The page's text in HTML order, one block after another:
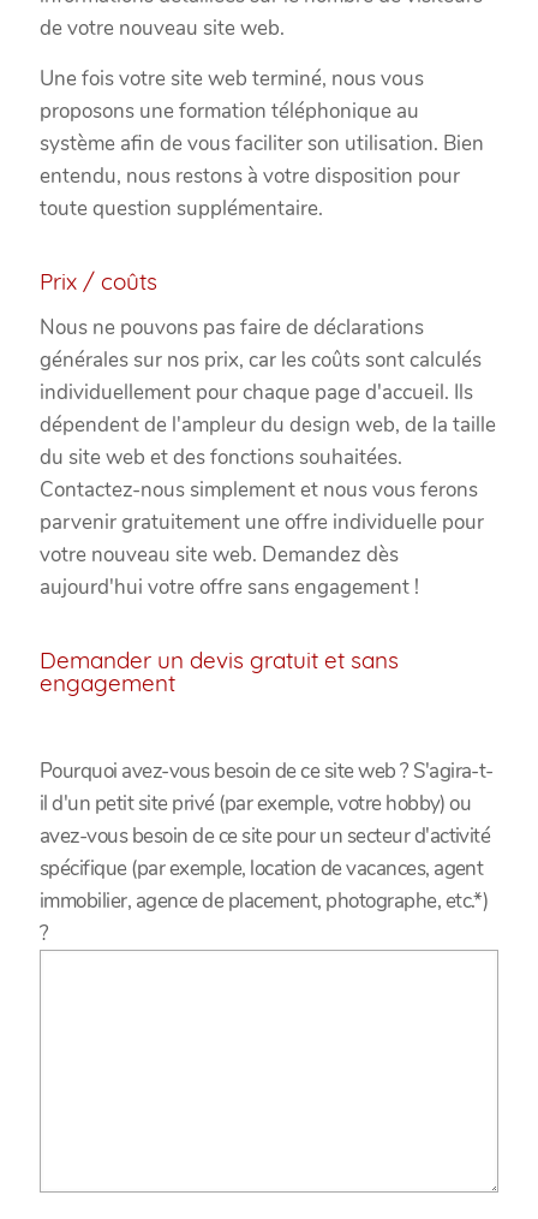
de votre nouveau site web.
Une fois votre site web terminé, nous vous
proposons une formation téléphonique au
système afin de vous faciliter son utilisation. Bien
entendu, nous restons à votre disposition pour
toute question supplémentaire.
Prix / coûts
Nous ne pouvons pas faire de déclarations
générales sur nos prix, car les coûts sont calculés
individuellement pour chaque page d'accueil. Ils
dépendent de l'ampleur du design web, de la taille
du site web et des fonctions souhaitées.
Contactez-nous simplement et nous vous ferons
parvenir gratuitement une offre individuelle pour
votre nouveau site web. Demandez dès
aujourd'hui votre offre sans engagement !
Demander un devis gratuit et sans
engagement
Pourquoi avez-vous besoin de ce site web ? S'agira-t-
il d'un petit site privé (par exemple, votre hobby) ou
avez-vous besoin de ce site pour un secteur d'activité
spécifique (par exemple, location de vacances, agent
immobilier, agence de placement, photographe, etc.*)
?